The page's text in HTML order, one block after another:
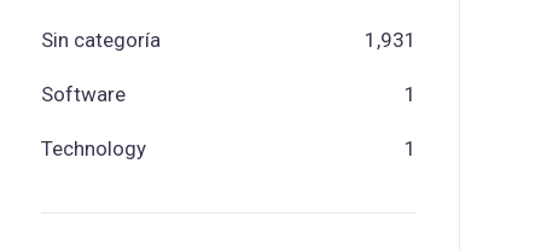
Sin categoría 1,931
Software 1
Technology 1